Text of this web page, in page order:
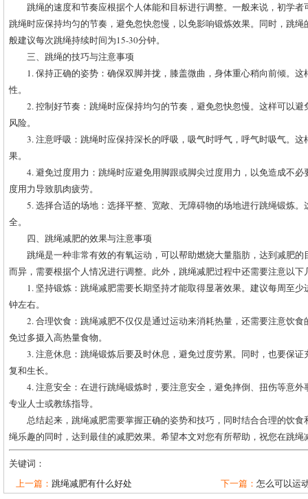
跳绳的速度和节奏应根据个人体能和目标进行调整。一般来说，初学
跳绳时应保持均匀的节奏，避免忽快忽慢，以免影响锻炼效果。同时，跳
般建议每次跳绳持续时间为15-30分钟。
三、跳绳的技巧与注意事项
1. 保持正确的姿势：确保双脚并拢，膝盖微曲，身体重心稍向前倾。
性。
2. 控制好节奏：跳绳时应保持均匀的节奏，避免忽快忽慢。这样可以
风险。
3. 注意呼吸：跳绳时应保持深长的呼吸，吸气时呼气，呼气时吸气。
果。
4. 避免过度用力：跳绳时应避免用脚跟或脚尖过度用力，以免造成不
度用力导致肌肉疲劳。
5. 选择合适的场地：选择平整、宽敞、无障碍物的场地进行跳绳锻炼
全。
四、跳绳减肥的效果与注意事项
跳绳是一种非常有效的有氧运动，可以帮助燃烧大量脂肪，达到减肥
而异，需要根据个人情况进行调整。此外，跳绳减肥过程中还需要注意以下
1. 坚持锻炼：跳绳减肥需要长期坚持才能取得显著效果。建议每周至
钟左右。
2. 合理饮食：跳绳减肥不仅仅是通过运动来消耗热量，还需要注意饮
免过多摄入高热量食物。
3. 注意休息：跳绳锻炼后要及时休息，避免过度劳累。同时，也要保
复和生长。
4. 注意安全：在进行跳绳锻炼时，要注意安全，避免摔倒、扭伤等意
专业人士或教练指导。
总结起来，跳绳减肥需要掌握正确的姿势和技巧，同时结合合理的饮
绳乐趣的同时，达到最佳的减肥效果。希望本文对您有所帮助，祝您在跳
关键词：
上一篇： 跳绳减肥有什么好处 下一篇： 怎么可以运